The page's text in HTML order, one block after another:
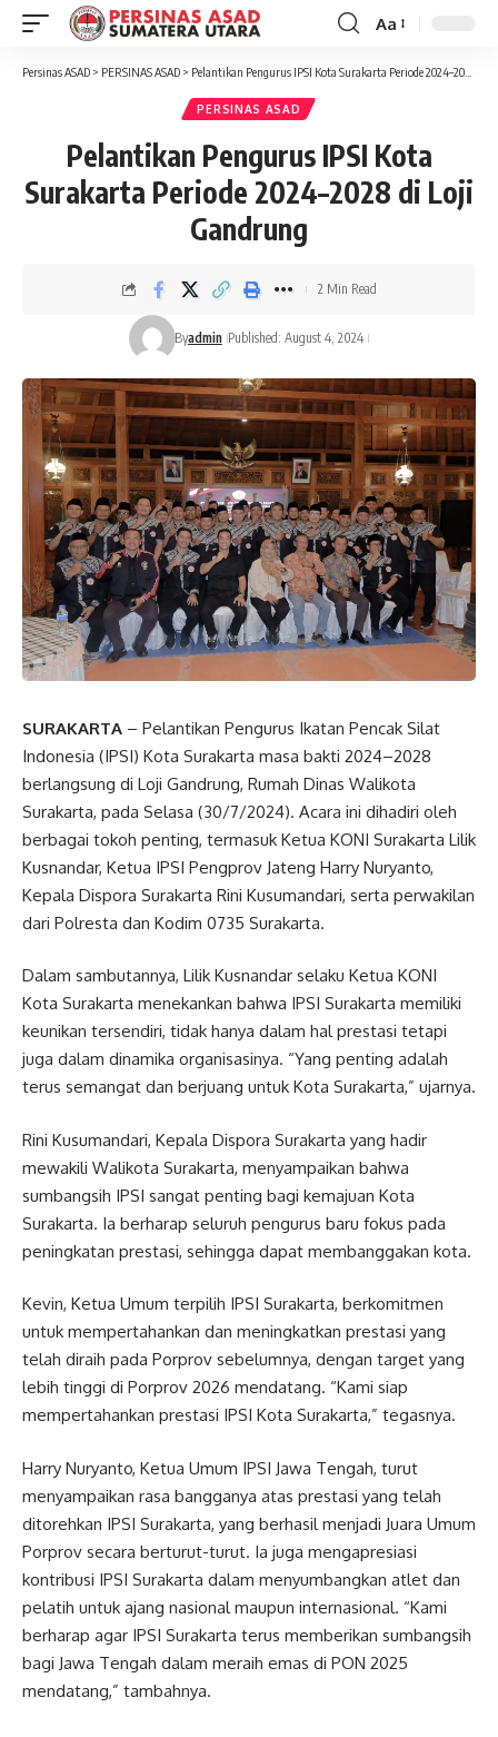
Font
Resizer
Aa
Persinas ASAD > PERSINAS ASAD > Pelantikan Pengurus IPSI Kota Surakarta Periode 2024–2028 di Loji Gandrung
PERSINAS ASAD
Pelantikan Pengurus IPSI Kota
Surakarta Periode 2024–2028 di Loji
Gandrung
Byadmin Published: August 4, 2024
2 Min Read
SURAKARTA – Pelantikan Pengurus Ikatan Pencak Silat
Indonesia (IPSI) Kota Surakarta masa bakti 2024–2028
berlangsung di Loji Gandrung, Rumah Dinas Walikota
Surakarta, pada Selasa (30/7/2024). Acara ini dihadiri oleh
berbagai tokoh penting, termasuk Ketua KONI Surakarta Lilik
Kusnandar, Ketua IPSI Pengprov Jateng Harry Nuryanto,
Kepala Dispora Surakarta Rini Kusumandari, serta perwakilan
dari Polresta dan Kodim 0735 Surakarta.
Dalam sambutannya, Lilik Kusnandar selaku Ketua KONI
Kota Surakarta menekankan bahwa IPSI Surakarta memiliki
keunikan tersendiri, tidak hanya dalam hal prestasi tetapi
juga dalam dinamika organisasinya. “Yang penting adalah
terus semangat dan berjuang untuk Kota Surakarta,” ujarnya.
Rini Kusumandari, Kepala Dispora Surakarta yang hadir
mewakili Walikota Surakarta, menyampaikan bahwa
sumbangsih IPSI sangat penting bagi kemajuan Kota
Surakarta. Ia berharap seluruh pengurus baru fokus pada
peningkatan prestasi, sehingga dapat membanggakan kota.
Kevin, Ketua Umum terpilih IPSI Surakarta, berkomitmen
untuk mempertahankan dan meningkatkan prestasi yang
telah diraih pada Porprov sebelumnya, dengan target yang
lebih tinggi di Porprov 2026 mendatang. “Kami siap
mempertahankan prestasi IPSI Kota Surakarta,” tegasnya.
Harry Nuryanto, Ketua Umum IPSI Jawa Tengah, turut
menyampaikan rasa bangganya atas prestasi yang telah
ditorehkan IPSI Surakarta, yang berhasil menjadi Juara Umum
Porprov secara berturut-turut. Ia juga mengapresiasi
kontribusi IPSI Surakarta dalam menyumbangkan atlet dan
pelatih untuk ajang nasional maupun internasional. “Kami
berharap agar IPSI Surakarta terus memberikan sumbangsih
bagi Jawa Tengah dalam meraih emas di PON 2025
mendatang,” tambahnya.